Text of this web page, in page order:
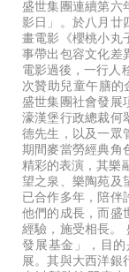
盛世集團連續第六
影日」。於八月廿
畫電影《櫻桃小丸
事帶出包容文化差
電影過後，一行人
次贊助兒童午膳
盛世集團社會發展
濠漢堡行政總裁何
德先生，以及一眾
期間麥當勞經典角
精彩的表演，其樂
望之泉、樂陶苑及
已合作多年，陪伴
他們的成長，而盛
經驗，施受相長。
發展基金」，目
展。其與大西洋銀